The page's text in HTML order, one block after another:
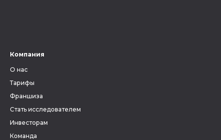
Компания
О нас
Тарифы
Франшиза
Стать исследователем
Инвесторам
Команда